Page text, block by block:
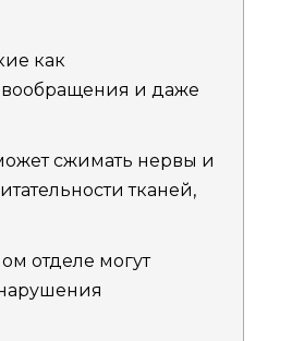
как
и даже
сжимать нервы и
тканей,
отделе могут